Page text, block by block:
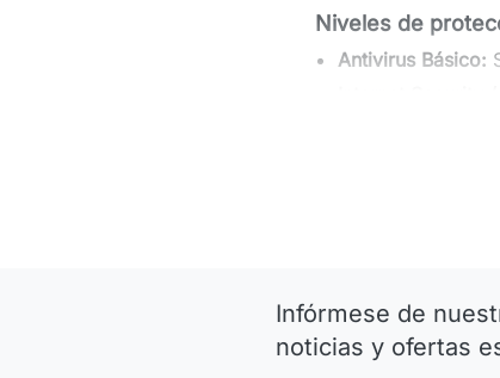
Niveles de
Antivirus Básico:
Ese es un mito del
"Modo Trabajo"),
Infórmese de
noticias y ofertas